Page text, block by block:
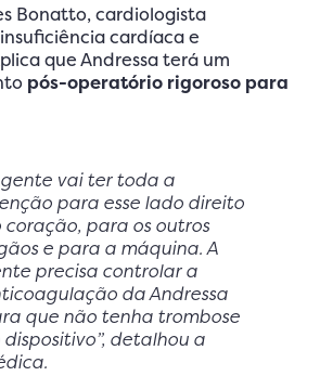
Bonatto, cardiologista
cardíaca e
que Andressa terá um
pós-operatório rigoroso para
gente vai ter toda a
para esse lado direito
coração, para os outros
e para a máquina. A
precisa controlar a
da Andressa
que não tenha trombose
dispositivo”, detalhou a